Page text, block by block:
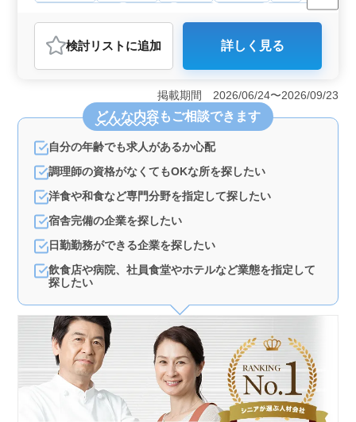
派遣社員
おすすめポイント
＜働きやすさと待遇＞ 車通勤OKで、通勤の負担が少ない
のが魅力です。また、賞与や昇給制度も充実しており、
年収と安定した収入が見込めます。残業も少なく、週休
二日制でオンオフの切り替えがしやすく、働きやすい環
境です。 ＜経験者におすすめ＞ 調理経験1年以上であ
れば応募可能。調理、仕込み、盛り付けなど和食調理全
般に関わるため、経験を活かしてスキルアップできる機
会が豊富です。旅館業務の一環として、幅広い業務に携
われる点も魅力です。 ＜幅広い年齢層が活躍＞ シニ
働ける環境が整っています。チームワークを大切にし、
幅広い年代の方が協力し合いながら働いているため、新
しい環境でも安心して仕事に取り組めます。
検討リスト に追加 詳しく見る
掲載期間 2026/06/24〜2026/09/23
どんな内容もご相談できます
自分の年齢でも求人があるか心配
調理師の資格がなくてもOKな所を探したい
洋食や和食など専門分野を指定して探したい
宿舎完備の企業を探したい
日勤勤務ができる企業を探したい
飲食店や病院、社員食堂やホテルなど業態を指定して
探したい